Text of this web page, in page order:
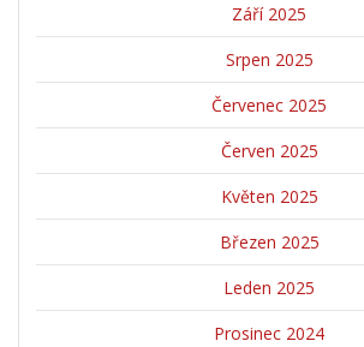
Září 2025
Srpen 2025
Červenec 2025
Červen 2025
Květen 2025
Březen 2025
Leden 2025
Prosinec 2024